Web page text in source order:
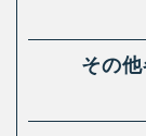
その